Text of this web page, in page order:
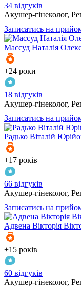
34 відгуків
Акушер-гінеколог,
Записатись на
Массуд Наталія
+24 роки
18 відгуків
Акушер-гінеколог,
Записатись на
Радько Віталій
+17 років
66 відгуків
Акушер-гінеколог,
Записатись на
Адвена Вікторія
+15 років
60 відгуків
Акушер-гінеколог,